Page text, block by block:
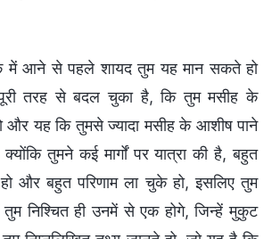
में आने से पहले शायद तुम यह मान सकते हो
पूरी तरह से बदल चुका है, कि तुम मसीह के
और यह कि तुमसे ज्यादा मसीह के आशीष पाने
तुमने कई मार्गों पर यात्रा की है, बहुत
और बहुत परिणाम ला चुके हो, इसलिए तुम
निश्चित ही उनमें से एक होगे, जिन्हें मुकुट